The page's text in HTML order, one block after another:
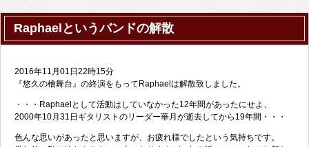
Raphaelというバンドの解散
2016年11月01日22時15分
『悠久の檜舞台』の終演をもってRaphaelは解散致しました。
・・・Raphaelとして活動はしていなかった12年間があったにせよ、
2000年10月31日ギタリストのリーダー華月が逝去してから19年間・・・
色んな思いがあったと思いますが、お疲れ様でしたという気持ちです。